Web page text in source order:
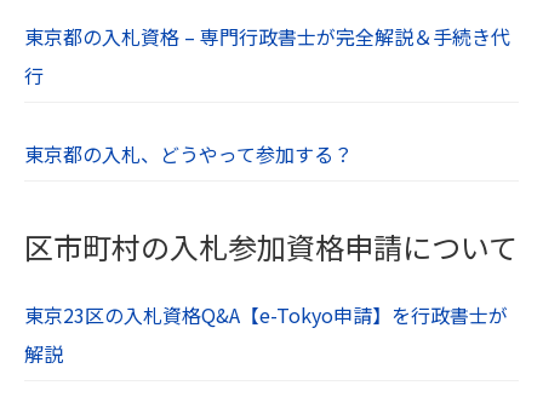
東京都の入札資格 – 専門行政書士が完全解説＆手続き代
行
東京都の入札、どうやって参加する？
区市町村の入札参加資格申請について
東京23区の入札資格Q&A【e-Tokyo申請】を行政書士が
解説